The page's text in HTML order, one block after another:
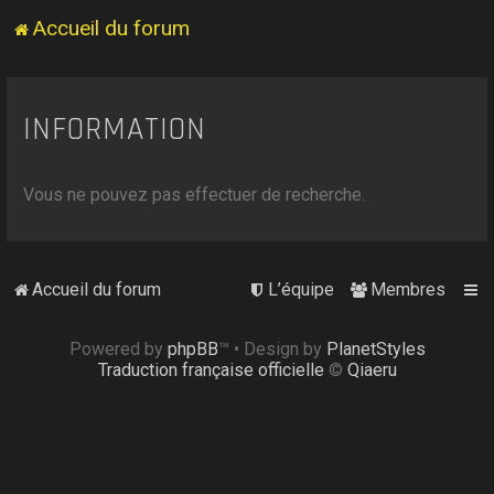
Accueil du forum
INFORMATION
Vous ne pouvez pas effectuer de recherche.
Accueil du forum Membres
L’équipe
Powered by phpBB™ • Design by PlanetStyles
Traduction française officielle © Qiaeru